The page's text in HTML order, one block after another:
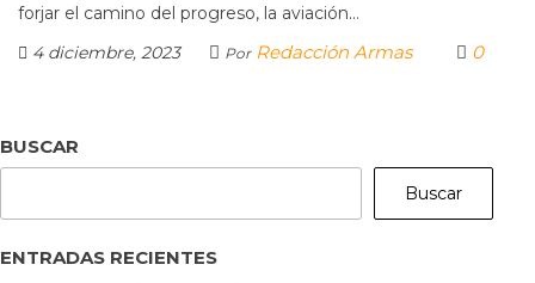
forjar el camino del progreso, la aviación…
4 diciembre, 2023
Por Redacción Armas 0
BUSCAR
Buscar
ENTRADAS RECIENTES